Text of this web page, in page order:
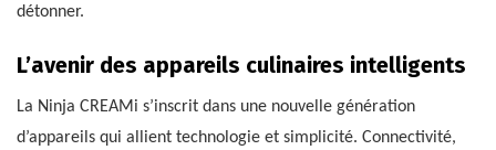
détonner.
L’avenir des appareils culinaires intelligents
La Ninja CREAMi s’inscrit dans une nouvelle génération
d’appareils qui allient technologie et simplicité. Connectivité,